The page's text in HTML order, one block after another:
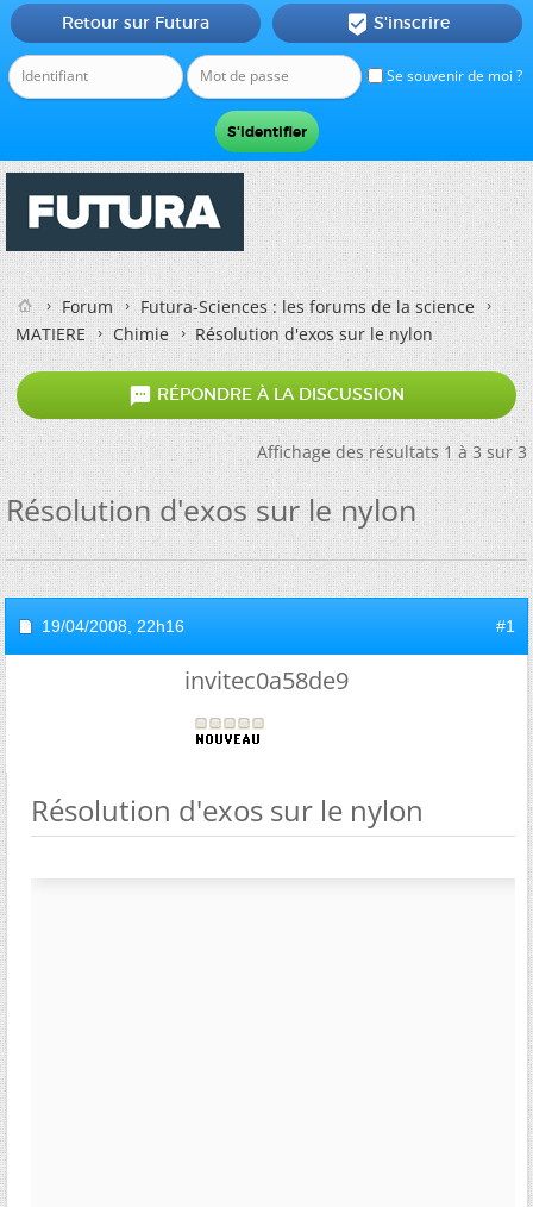
Se souvenir de moi ?
Retour sur Futura  S'inscrire
Forum
Futura-Sciences : les forums de la science
MATIERE
Chimie Résolution d'exos sur le nylon
 RÉPONDRE À LA DISCUSSION
Affichage des résultats 1 à 3 sur 3
Résolution d'exos sur le nylon
19/04/2008, 22h16 #1
invitec0a58de9
Résolution d'exos sur le nylon